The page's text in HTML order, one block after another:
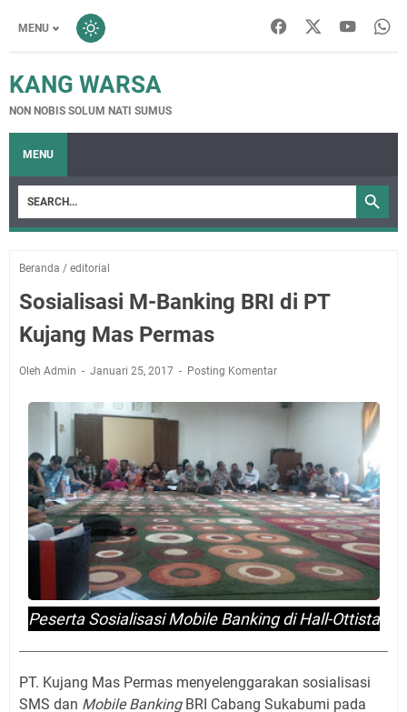
MENU
KANG WARSA
NON NOBIS SOLUM NATI SUMUS
MENU
Beranda / editorial
Sosialisasi M-Banking BRI di PT
Kujang Mas Permas
Oleh Admin Januari 25, 2017 Posting Komentar
Peserta Sosialisasi Mobile Banking di Hall-Ottista
PT. Kujang Mas Permas menyelenggarakan sosialisasi
SMS dan Mobile Banking BRI Cabang Sukabumi pada